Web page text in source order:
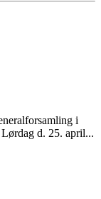
i
d. 25. april...